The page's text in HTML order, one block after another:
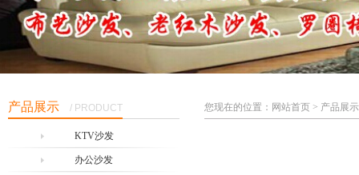
产品展示 / PRODUCT
KTV沙发
办公沙发
您现在的位置：网站首页 > 产品展示